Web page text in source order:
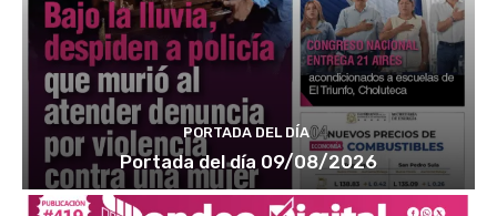
PORTADA DEL DÍA
Portada del día 09/08/2026